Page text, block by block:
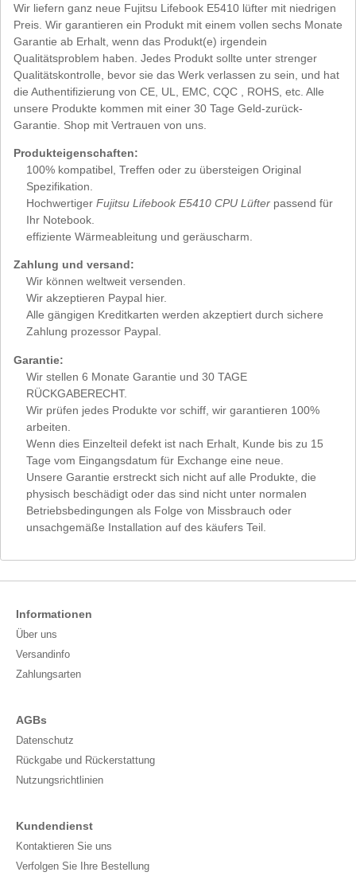
Wir liefern ganz neue Fujitsu Lifebook E5410 lüfter mit niedrigen
Preis. Wir garantieren ein Produkt mit einem vollen sechs Monate
Garantie ab Erhalt, wenn das Produkt(e) irgendein
Qualitätsproblem haben. Jedes Produkt sollte unter strenger
Qualitätskontrolle, bevor sie das Werk verlassen zu sein, und hat
die Authentifizierung von CE, UL, EMC, CQC , ROHS, etc. Alle
unsere Produkte kommen mit einer 30 Tage Geld-zurück-
Garantie. Shop mit Vertrauen von uns.
Produkteigenschaften:
100% kompatibel, Treffen oder zu übersteigen Original
Spezifikation.
Hochwertiger Fujitsu Lifebook E5410 CPU Lüfter passend für
Ihr Notebook.
effiziente Wärmeableitung und geräuscharm.
Zahlung und versand:
Wir können weltweit versenden.
Wir akzeptieren Paypal hier.
Alle gängigen Kreditkarten werden akzeptiert durch sichere
Zahlung prozessor Paypal.
Garantie:
Wir stellen 6 Monate Garantie und 30 TAGE
RÜCKGABERECHT.
Wir prüfen jedes Produkte vor schiff, wir garantieren 100%
arbeiten.
Wenn dies Einzelteil defekt ist nach Erhalt, Kunde bis zu 15
Tage vom Eingangsdatum für Exchange eine neue.
Unsere Garantie erstreckt sich nicht auf alle Produkte, die
physisch beschädigt oder das sind nicht unter normalen
Betriebsbedingungen als Folge von Missbrauch oder
unsachgemäße Installation auf des käufers Teil.
Informationen
Über uns
Versandinfo
Zahlungsarten
AGBs
Datenschutz
Rückgabe und Rückerstattung
Nutzungsrichtlinien
Kundendienst
Kontaktieren Sie uns
Verfolgen Sie Ihre Bestellung